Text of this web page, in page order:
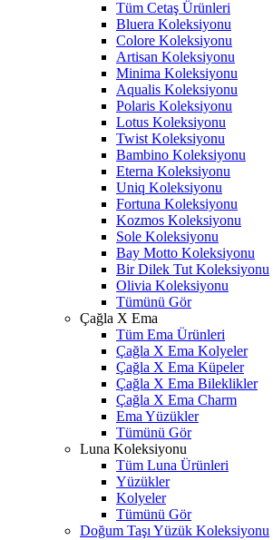
Tüm Cetaş Ürünleri
Bluera Koleksiyonu
Colore Koleksiyonu
Artisan Koleksiyonu
Minima Koleksiyonu
Aqualis Koleksiyonu
Polaris Koleksiyonu
Lotus Koleksiyonu
Twist Koleksiyonu
Bambino Koleksiyonu
Eterna Koleksiyonu
Uniq Koleksiyonu
Fortuna Koleksiyonu
Kozmos Koleksiyonu
Sole Koleksiyonu
Bay Motto Koleksiyonu
Bir Dilek Tut Koleksiyonu
Olivia Koleksiyonu
Tümünü Gör
Çağla X Ema
Tüm Ema Ürünleri
Çağla X Ema Kolyeler
Çağla X Ema Küpeler
Çağla X Ema Bileklikler
Çağla X Ema Charm
Ema Yüzükler
Tümünü Gör
Luna Koleksiyonu
Tüm Luna Ürünleri
Yüzükler
Kolyeler
Tümünü Gör
Doğum Taşı Yüzük Koleksiyonu